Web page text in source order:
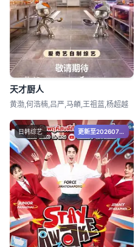
天才厨人
黄渤,何浩楠,吕严,马頔,王祖蓝,杨超越
日韩综艺 更新至20260705